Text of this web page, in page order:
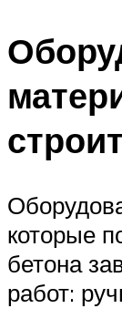
которые
бетона
работ: